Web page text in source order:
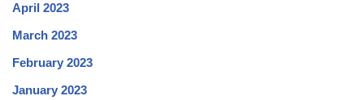
April 2023
March 2023
February 2023
January 2023